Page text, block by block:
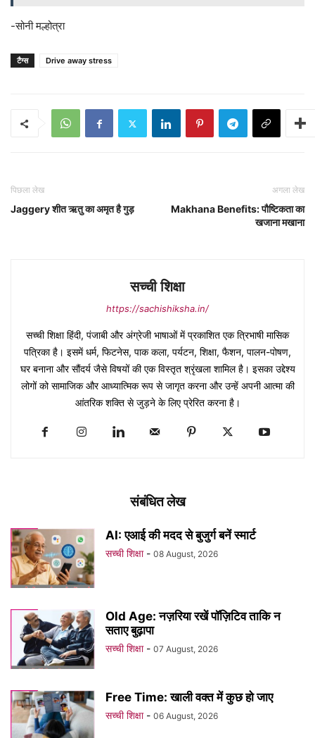
-सोनी मल्होत्रा
टैग्स Drive away stress
पिछला लेख
Jaggery शीत ऋतु का अमृत है गुड़
अगला लेख
Makhana Benefits: पौष्टिकता का
खजाना मखाना
सच्ची शिक्षा
https://sachishiksha.in/
सच्ची शिक्षा हिंदी, पंजाबी और अंग्रेजी भाषाओं में प्रकाशित एक त्रिभाषी मासिक
पत्रिका है। इसमें धर्म, फिटनेस, पाक कला, पर्यटन, शिक्षा, फैशन, पालन-पोषण,
घर बनाना और सौंदर्य जैसे विषयों की एक विस्तृत श्रृंखला शामिल है। इसका उद्देश्य
लोगों को सामाजिक और आध्यात्मिक रूप से जागृत करना और उन्हें अपनी आत्मा की
आंतरिक शक्ति से जुड़ने के लिए प्रेरित करना है।
संबंधित लेख
AI: एआई की मदद से बुजुर्ग बनें स्मार्ट
सच्ची शिक्षा - 08 August, 2026
Old Age: नज़रिया रखें पॉज़िटिव ताकि न
सताए बुढ़ापा
सच्ची शिक्षा - 07 August, 2026
Free Time: खाली वक्त में कुछ हो जाए
सच्ची शिक्षा - 06 August, 2026